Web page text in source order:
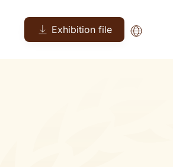
Exhibition file